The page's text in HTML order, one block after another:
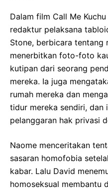
Dalam film Call Me
redaktur pelaksana
Stone, berbicara tentang
menerbitkan foto-foto
kutipan dari seorang
mereka. Ia juga
rumah mereka dan
tidur mereka sendiri, dan
pelanggaran hak privasi
Naome menceritakan
sasaran homofobia
kabar. Lalu David
homoseksual membantu